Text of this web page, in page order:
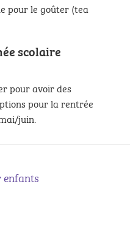
pour le goûter (tea
scolaire
pour avoir des
pour la rentrée
juin.
enfants